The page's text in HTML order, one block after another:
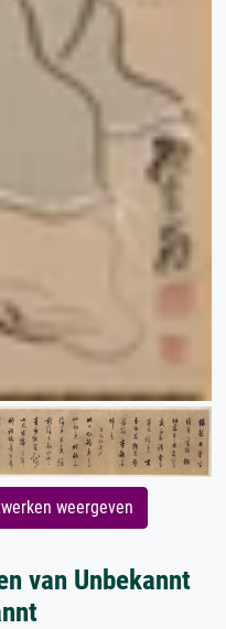
weergeven
van Unbekannt